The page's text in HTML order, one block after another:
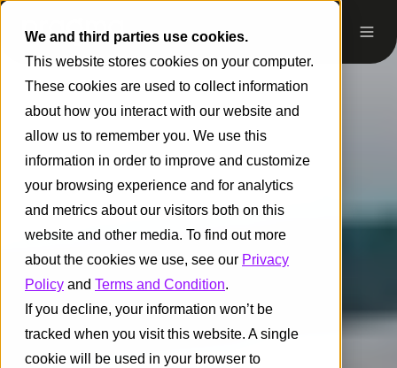
We and third parties use cookies.
This website stores cookies on your computer.
These cookies are used to collect information
about how you interact with our website and
allow us to remember you. We use this
information in order to improve and customize
your browsing experience and for analytics
and metrics about our visitors both on this
website and other media. To find out more
about the cookies we use, see our Privacy
Policy and Terms and Condition.
If you decline, your information won’t be
tracked when you visit this website. A single
cookie will be used in your browser to